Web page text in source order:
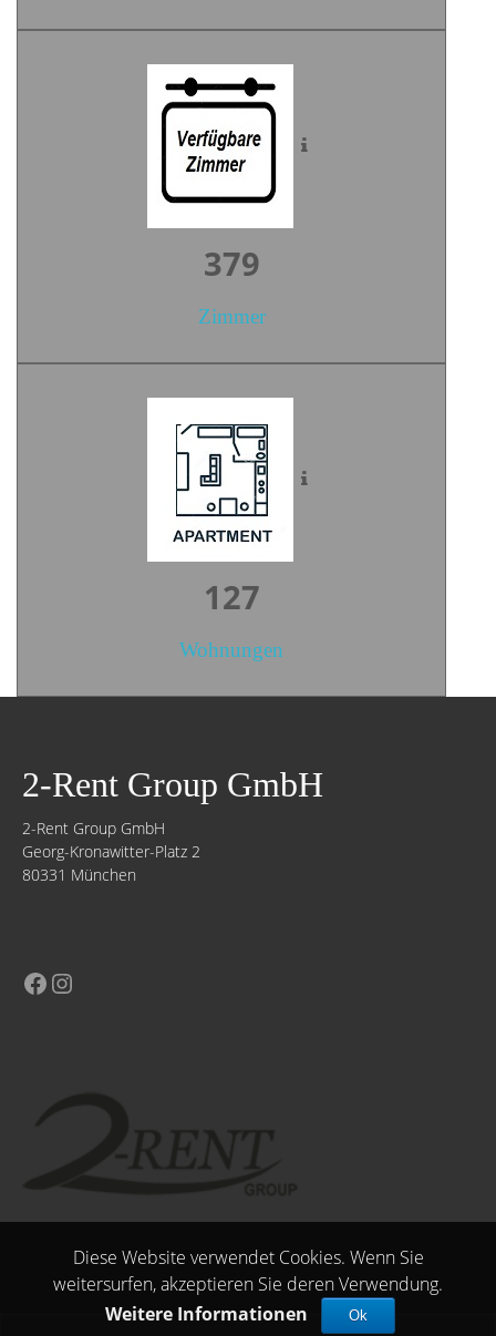
522
Zimmer
174
Wohnungen
2-Rent Group GmbH
2-Rent Group GmbH
Georg-Kronawitter-Platz 2
80331 München
Diese Website verwendet Cookies. Wenn Sie
weitersurfen, akzeptieren Sie deren Verwendung.
Weitere Informationen
Ok